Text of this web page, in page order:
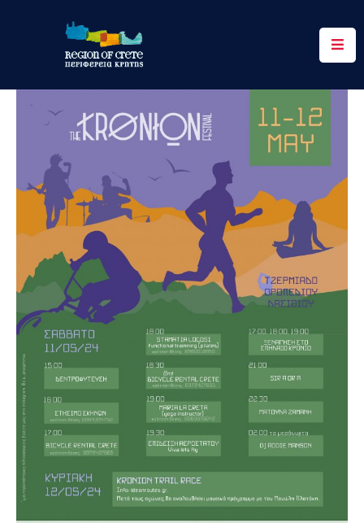
Περιφέρεια
Ενημέρωση
Δράσεις
Ψηφιακές
Υπηρεσίες
Επικοινωνία